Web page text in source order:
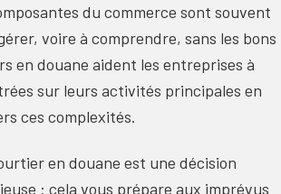
du commerce sont souvent
voire à comprendre, sans les bons
en douane aident les entreprises à
sur leurs activités principales en
ces complexités.
en douane est une décision
: cela vous prépare aux imprévus